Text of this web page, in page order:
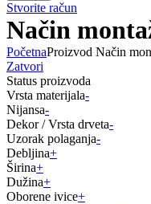
Stvorite račun
Način
PočetnaProizvod Način
Zatvori
Status proizvoda
Vrsta materijala-
Nijansa-
Dekor / Vrsta drveta-
Uzorak polaganja-
Debljina+
Širina+
Dužina+
Oborene ivice+